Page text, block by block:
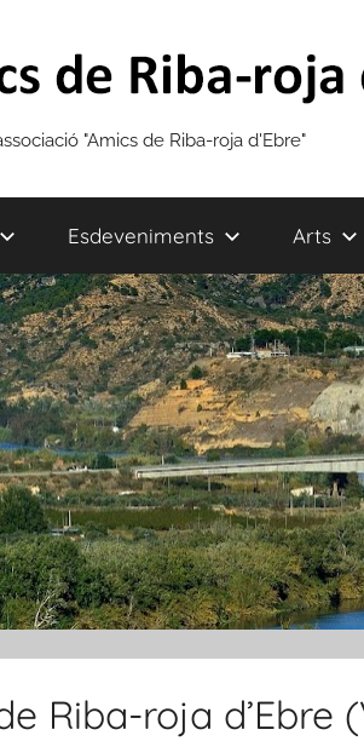
"Amics de Riba-roja d'Ebre"
Esdeveniments Arts
Riba-roja d’Ebre